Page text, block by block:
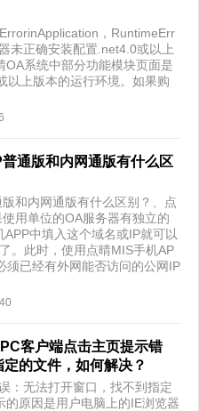
，RuntimeErr
未正确安装配置.net4.0或以上
OA系统中部分功能模块页面是
以上版本的运行环境。如果购
通版和内网通版有什么区
和内网通版有什么区别？、点
用单位的OA服务器有独立的
中填入这个域名或IP就可以
。此时，使用点晴MIS手机AP
须已经有外网能否访问的公网IP
客户端点击主页提示错
的文件，如何解决？
：无法打开窗口，找不到指定
原因是用户电脑上的IE浏览器